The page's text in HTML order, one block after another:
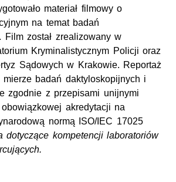
materiał filmowy o
na temat badań
Film został zrealizowany w
Kryminalistycznym Policji oraz
Sądowych w Krakowie. Reportaż
mierze badań daktyloskopijnych i
zgodnie z przepisami unijnymi
akredytacji na
normą ISO/IEC 17025
dotyczące kompetencji laboratoriów